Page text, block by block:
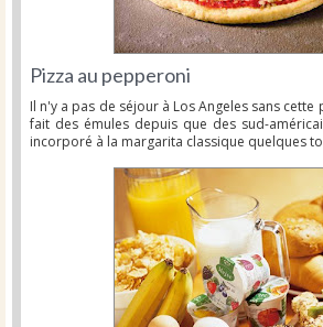
Pizza au pepperoni
Il n'y a pas de séjour à Los Angeles sans
fait des émules depuis que des sud-
incorporé à la margarita classique quelques